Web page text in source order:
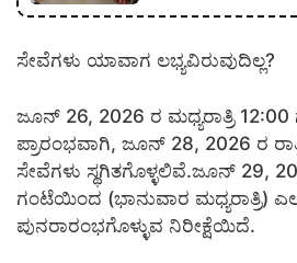
ಸೇವೆಗಳು ಯಾವಾಗ ಲಭ್ಯವಿರುವುದಿಲ್ಲ?
ಜೂನ್ 26, 2026 ರ ಮಧ್ಯರಾತ್ರಿ
ಪ್ರಾರಂಭವಾಗಿ, ಜೂನ್ 28, 2026 ರ
ಸೇವೆಗಳು ಸ್ಥಗಿತಗೊಳ್ಳಲಿವೆ.ಜೂನ್ 29,
ಗಂಟೆಯಿಂದ (ಭಾನುವಾರ ಮಧ್ಯರಾತ್ರಿ)
ಪುನರಾರಂಭಗೊಳ್ಳುವ ನಿರೀಕ್ಷೆಯಿದೆ.